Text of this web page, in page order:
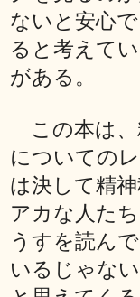
ないと安心
ると考えて
がある。
この本は、
についての
は決して精
アカな人た
うすを読ん
いるじゃな